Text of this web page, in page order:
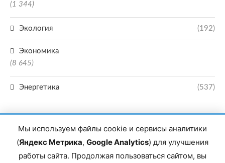
(1 344)
Экология (192)
Экономика
(8 645)
Энергетика (537)
Главный редактор сетевого издания Магомаев Тимур Нухович. Контакты
Мы используем файлы cookie и сервисы аналитики
(Яндекс Метрика, Google Analytics) для улучшения
работы сайта. Продолжая пользоваться сайтом, вы